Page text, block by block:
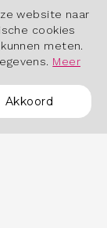
website naar
cookies
meten.
Meer
Akkoord